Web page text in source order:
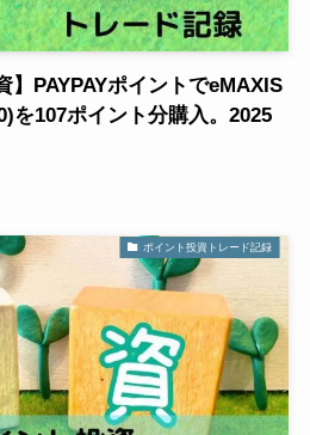
】PAYPAYポイントでeMAXIS
を107ポイント分購入。2025
ポイント投資トレード記録